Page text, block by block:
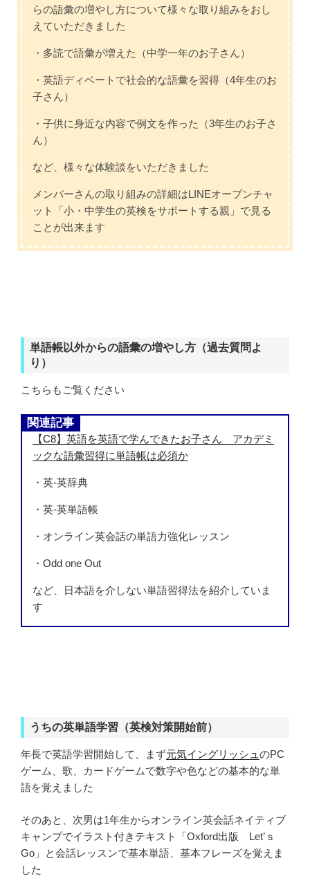
らの語彙の増やし方について様々な取り組みをおし
えていただきました
・多読で語彙が増えた（中学一年のお子さん）
・英語ディベートで社会的な語彙を習得（4年生のお
子さん）
・子供に身近な内容で例文を作った（3年生のお子さ
ん）
など、様々な体験談をいただきました
メンバーさんの取り組みの詳細はLINEオープンチャ
ット「小・中学生の英検をサポートする親」で見る
ことが出来ます
単語帳以外からの語彙の増やし方（過去質問よ
り）
こちらもご覧ください
関連記事
【C8】英語を英語で学んできたお子さん アカデミ
ックな語彙習得に単語帳は必須か
・英-英辞典
・英-英単語帳
・オンライン英会話の単語力強化レッスン
・Odd one Out
など、日本語を介しない単語習得法を紹介していま
す
うちの英単語学習（英検対策開始前）
年長で英語学習開始して、まず元気イングリッシュ のPC
ゲーム、歌、カードゲームで数字や色などの基本的な単
語を覚えました
そのあと、次男は1年生からオンライン英会話ネイティブ
キャンプでイラスト付きテキスト「Oxford出版 Let’ｓ
Go」と会話レッスンで基本単語、基本フレーズを覚えま
した